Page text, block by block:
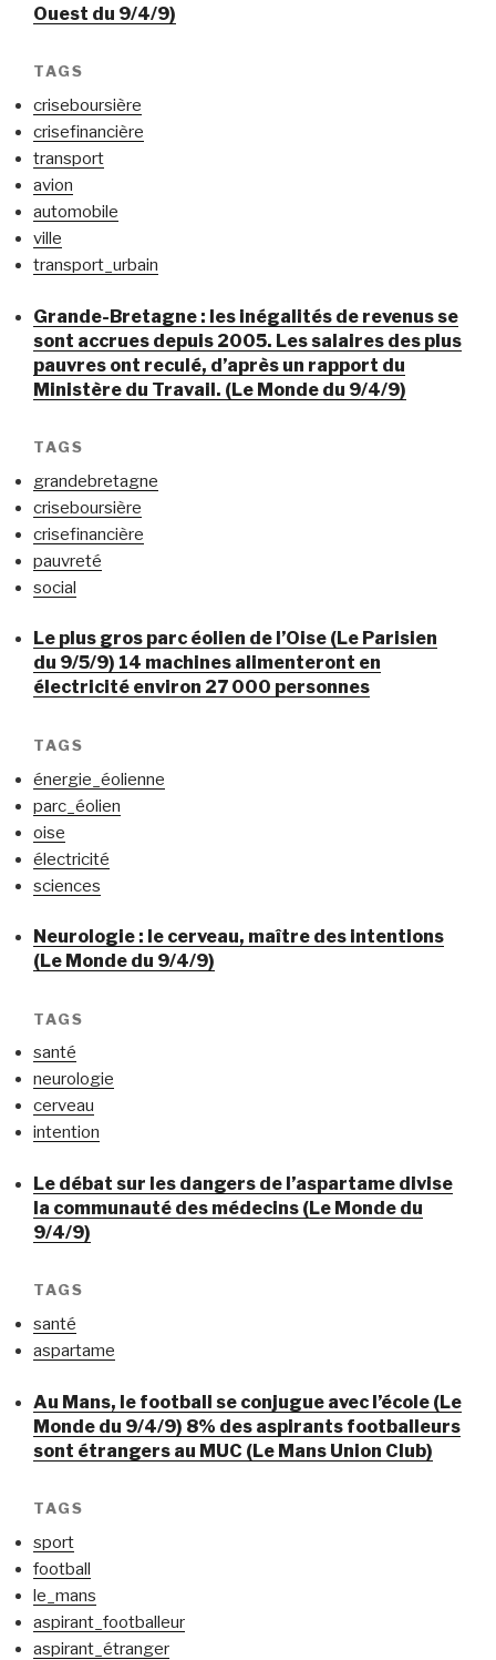
Ouest du 9/4/9)
TAGS
criseboursière
crisefinancière
transport
avion
automobile
ville
transport_urbain
Grande-Bretagne : les inégalités de revenus se
sont accrues depuis 2005. Les salaires des plus
pauvres ont reculé, d’après un rapport du
Ministère du Travail. (Le Monde du 9/4/9)
TAGS
grandebretagne
criseboursière
crisefinancière
pauvreté
social
Le plus gros parc éolien de l’Oise (Le Parisien
du 9/5/9) 14 machines alimenteront en
électricité environ 27 000 personnes
TAGS
énergie_éolienne
parc_éolien
oise
électricité
sciences
Neurologie : le cerveau, maître des intentions
(Le Monde du 9/4/9)
TAGS
santé
neurologie
cerveau
intention
Le débat sur les dangers de l’aspartame divise
la communauté des médecins (Le Monde du
9/4/9)
TAGS
santé
aspartame
Au Mans, le football se conjugue avec l’école (Le
Monde du 9/4/9) 8% des aspirants footballeurs
sont étrangers au MUC (Le Mans Union Club)
TAGS
sport
football
le_mans
aspirant_footballeur
aspirant_étranger